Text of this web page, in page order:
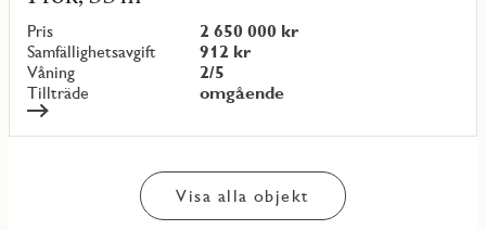
Pris
2 650 000 kr
Samfällighetsavgift
912 kr
Våning
2/5
Tillträde
omgående
om
objekt
{objectNumber}
Visa alla objekt